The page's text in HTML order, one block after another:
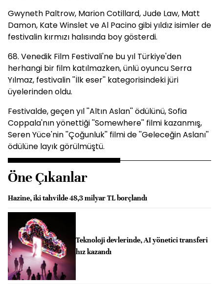
Gwyneth Paltrow, Marion Cotillard, Jude Law, Matt
Damon, Kate Winslet ve Al Pacino gibi yıldız isimler de
festivalin kırmızı halısında boy gösterdi.
68. Venedik Film Festivali'ne bu yıl Türkiye'den
herhangi bir film katılmazken, ünlü oyuncu Serra
Yılmaz, festivalin ''İlk eser'' kategorisindeki jüri
üyelerinden oldu.
Festivalde, geçen yıl ''Altın Aslan'' ödülünü, Sofia
Coppala'nın yönettiği ''Somewhere'' filmi kazanmış,
Seren Yüce'nin ''Çoğunluk'' filmi de ''Geleceğin Aslanı''
ödülüne layık görülmüştü.
Öne Çıkanlar
Hazine, iki tahvilde 48,3 milyar TL borçlandı
Teknoloji devlerinde, AI yönetici transferi
hız kazandı